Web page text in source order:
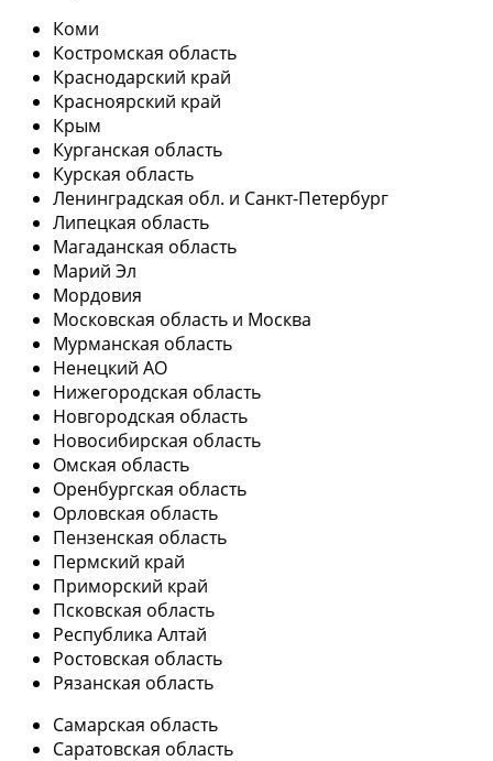
Коми
Костромская область
Краснодарский край
Красноярский край
Крым
Курганская область
Курская область
Ленинградская обл. и Санкт-Петербург
Липецкая область
Магаданская область
Марий Эл
Мордовия
Московская область и Москва
Мурманская область
Ненецкий АО
Нижегородская область
Новгородская область
Новосибирская область
Омская область
Оренбургская область
Орловская область
Пензенская область
Пермский край
Приморский край
Псковская область
Республика Алтай
Ростовская область
Рязанская область
Самарская область
Саратовская область